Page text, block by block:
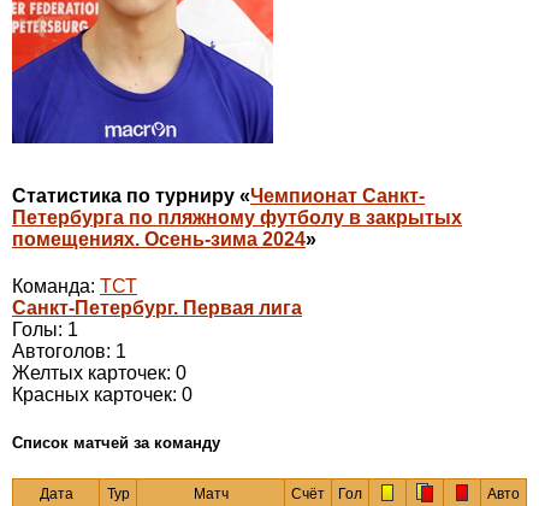
Статистика по турниру «Чемпионат Санкт-
Петербурга по пляжному футболу в закрытых
помещениях. Осень-зима 2024»
Команда: ТСТ
Санкт-Петербург. Первая лига
Голы: 1
Автоголов: 1
Желтых карточек: 0
Красных карточек: 0
Cписок матчей за команду
Дата Тур Матч Счёт Гол Авто